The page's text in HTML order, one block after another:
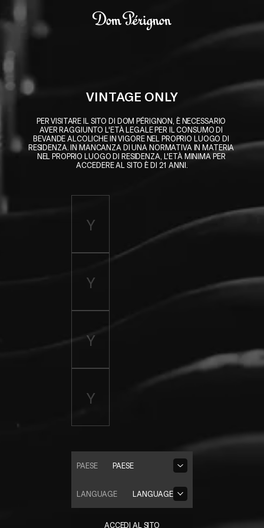
VINTAGE ONLY
PER VISITARE IL SITO DI DOM PÉRIGNON, È NECESSARIO
AVER RAGGIUNTO L'ETÀ LEGALE PER IL CONSUMO DI
BEVANDE ALCOLICHE IN VIGORE NEL PROPRIO LUOGO DI
RESIDENZA. IN MANCANZA DI UNA NORMATIVA IN MATERIA
NEL PROPRIO LUOGO DI RESIDENZA, L'ETÀ MINIMA PER
ACCEDERE AL SITO È DI 21 ANNI.
PAESE
PAESE
LANGUAGE
LANGUAGE
ACCEDI AL SITO